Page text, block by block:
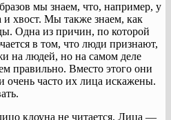
мы знаем, что, например, у
и хвост. Мы также знаем, как
Одна из причин, по которой
в том, что люди признают,
на людей, но на самом деле
правильно. Вместо этого они
очень часто их лица искажены.
клоуна не читается. Лица —